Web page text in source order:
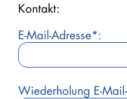
Kontakt:
E-Mail-Adresse*:
Wiederholung E-